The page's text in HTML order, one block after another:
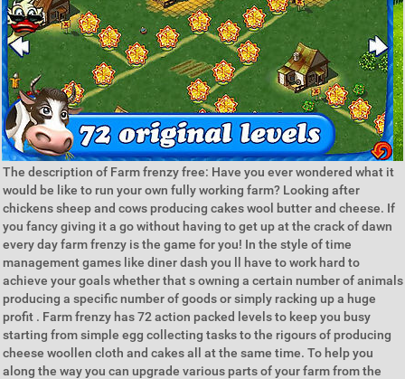
The description of Farm frenzy free: Have you ever wondered what it
would be like to run your own fully working farm? Looking after
chickens sheep and cows producing cakes wool butter and cheese. If
you fancy giving it a go without having to get up at the crack of dawn
every day farm frenzy is the game for you! In the style of time
management games like diner dash you ll have to work hard to
achieve your goals whether that s owning a certain number of animals
producing a specific number of goods or simply racking up a huge
profit . Farm frenzy has 72 action packed levels to keep you busy
starting from simple egg collecting tasks to the rigours of producing
cheese woollen cloth and cakes all at the same time. To help you
along the way you can upgrade various parts of your farm from the